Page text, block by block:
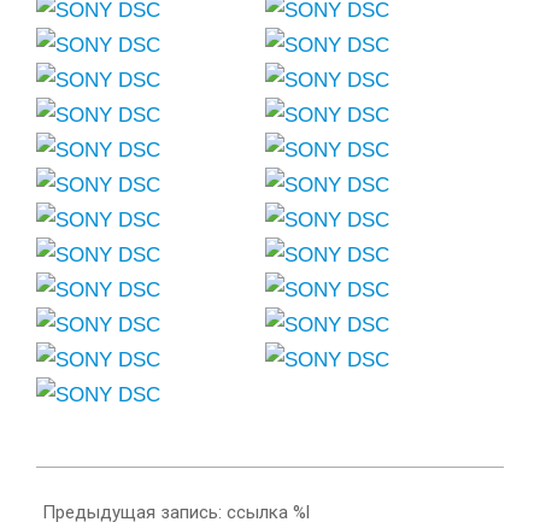
03-
Предыдущая запись: ссылка %l